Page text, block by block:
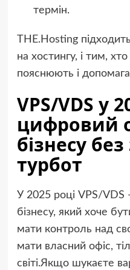
термін.
THE.Hosting
на хостингу, і тим,
пояснюють і
VPS/VDS у
цифровий
бізнесу
турбот
У 2025 році VPS/VDS
бізнесу, який хоче
мати контроль над
мати власний офіс,
світі.Якщо шукаєте